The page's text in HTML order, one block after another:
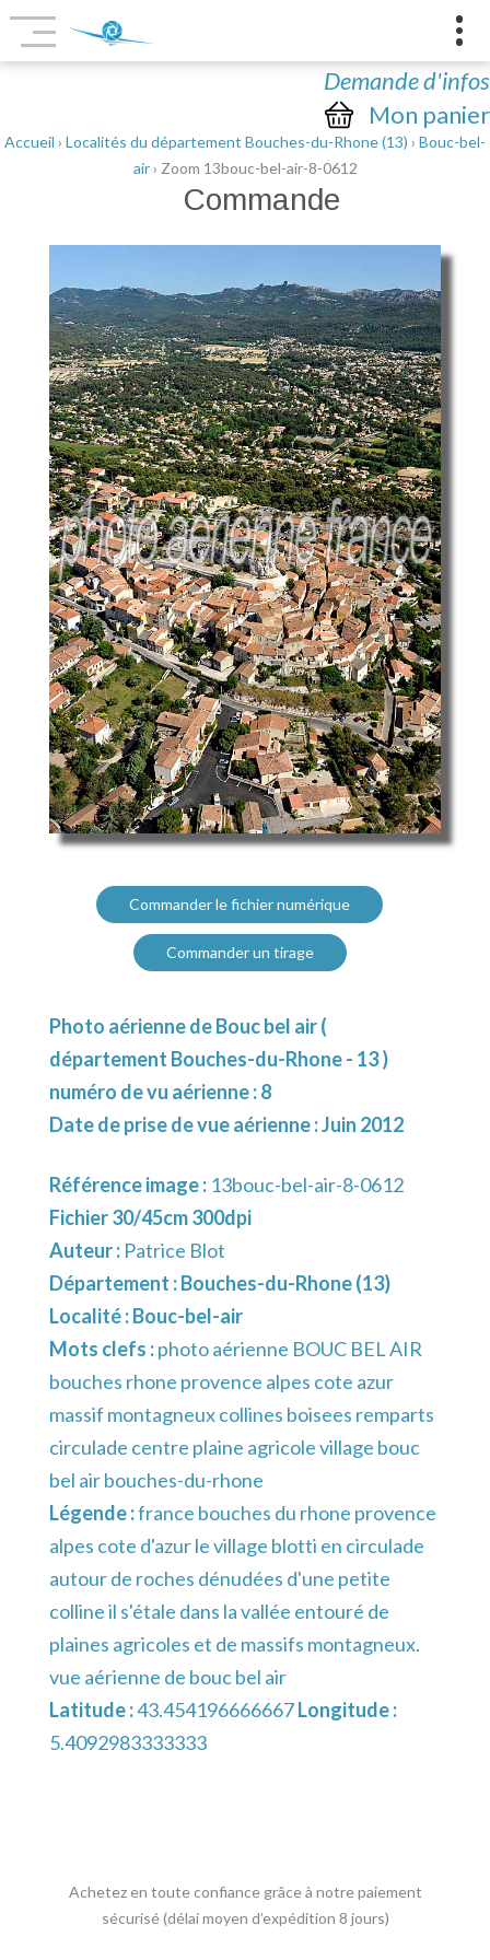
Demande d'infos
Mon panier
Accueil › Localités du département Bouches-du-Rhone (13) › Bouc-bel-
air› Zoom 13bouc-bel-air-8-0612
Commande
Commander le fichier numérique
Commander un tirage
Photo aérienne de Bouc bel air (
département Bouches-du-Rhone - 13 )
numéro de vu aérienne : 8
Date de prise de vue aérienne : Juin 2012
Référence image : 13bouc-bel-air-8-0612
Fichier 30/45cm 300dpi
Auteur : Patrice Blot
Département :Bouches-du-Rhone (13)
Localité :Bouc-bel-air
Mots clefs :photo aérienne BOUC BEL AIR
bouches rhone provence alpes cote azur
massif montagneux collines boisees remparts
circulade centre plaine agricole village bouc
bel air bouches-du-rhone
Légende :france bouches du rhone provence
alpes cote d'azur le village blotti en circulade
autour de roches dénudées d'une petite
colline il s'étale dans la vallée entouré de
plaines agricoles et de massifs montagneux.
vue aérienne de bouc bel air
Latitude :43.454196666667Longitude :
5.4092983333333
Achetez en toute confiance grâce à notre paiement
sécurisé (délai moyen d’expédition 8 jours)